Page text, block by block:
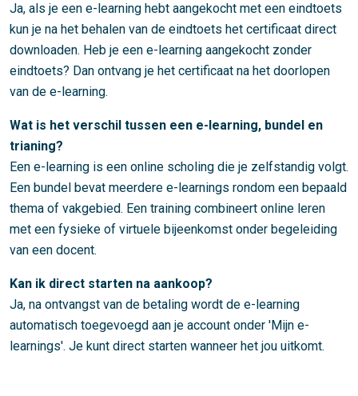
Ja, als je een e-learning hebt aangekocht met een eindtoets
kun je na het behalen van de eindtoets het certificaat direct
downloaden. Heb je een e-learning aangekocht zonder
eindtoets? Dan ontvang je het certificaat na het doorlopen
van de e-learning.
Wat is het verschil tussen een e-learning, bundel en
trianing?
Een e-learning is een online scholing die je zelfstandig volgt.
Een bundel bevat meerdere e-learnings rondom een bepaald
thema of vakgebied. Een training combineert online leren
met een fysieke of virtuele bijeenkomst onder begeleiding
van een docent.
Kan ik direct starten na aankoop?
Ja, na ontvangst van de betaling wordt de e-learning
automatisch toegevoegd aan je account onder 'Mijn e-
learnings'. Je kunt direct starten wanneer het jou uitkomt.